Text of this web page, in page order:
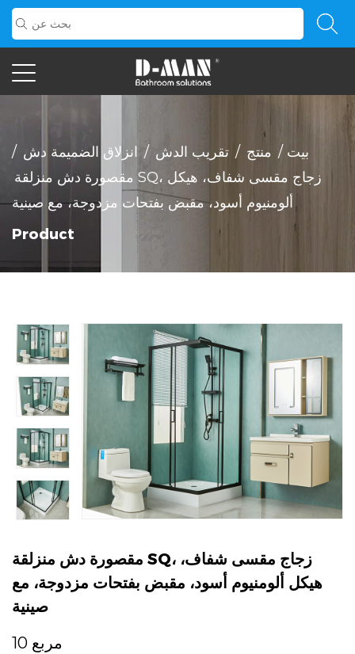
بيت / منتج / تقريب الدش / انزلاق الضميمة دش /
مقصورة دش منزلقة SQ، زجاج مقسى شفاف، هيكل
ألومنيوم أسود، مقبض بفتحات مزدوجة، مع صينية
Product
مقصورة دش منزلقة SQ، زجاج مقسى شفاف،
هيكل ألومنيوم أسود، مقبض بفتحات مزدوجة، مع
صينية
مربع 10